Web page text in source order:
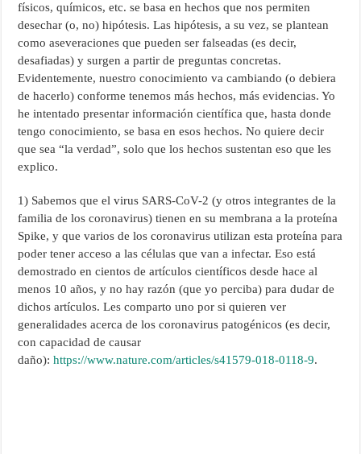
físicos, químicos, etc. se basa en hechos que nos permiten
desechar (o, no) hipótesis. Las hipótesis, a su vez, se plantean
como aseveraciones que pueden ser falseadas (es decir,
desafiadas) y surgen a partir de preguntas concretas.
Evidentemente, nuestro conocimiento va cambiando (o debiera
de hacerlo) conforme tenemos más hechos, más evidencias. Yo
he intentado presentar información científica que, hasta donde
tengo conocimiento, se basa en esos hechos. No quiere decir
que sea “la verdad”, solo que los hechos sustentan eso que les
explico.
1) Sabemos que el virus SARS-CoV-2 (y otros integrantes de la
familia de los coronavirus) tienen en su membrana a la proteína
Spike, y que varios de los coronavirus utilizan esta proteína para
poder tener acceso a las células que van a infectar. Eso está
demostrado en cientos de artículos científicos desde hace al
menos 10 años, y no hay razón (que yo perciba) para dudar de
dichos artículos. Les comparto uno por si quieren ver
generalidades acerca de los coronavirus patogénicos (es decir,
con capacidad de causar
daño):https://www.nature.com/articles/s41579-018-0118-9.